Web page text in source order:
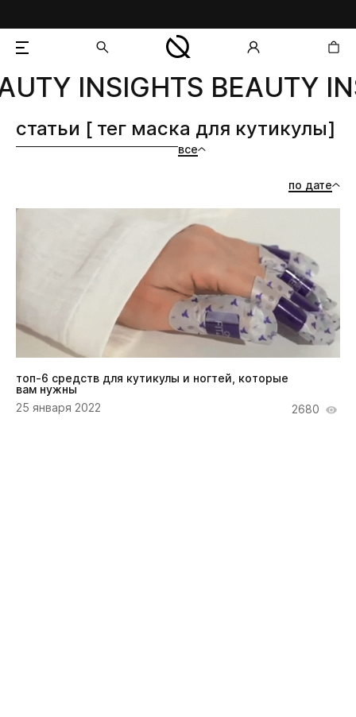
добавлен в корзину
INSIGHTS BEAUTY
все
статьи [ тег маска для кутикулы]
по дате
топ-6 средств для кутикулы и ногтей, которые
вам нужны
25 января 2022
2680